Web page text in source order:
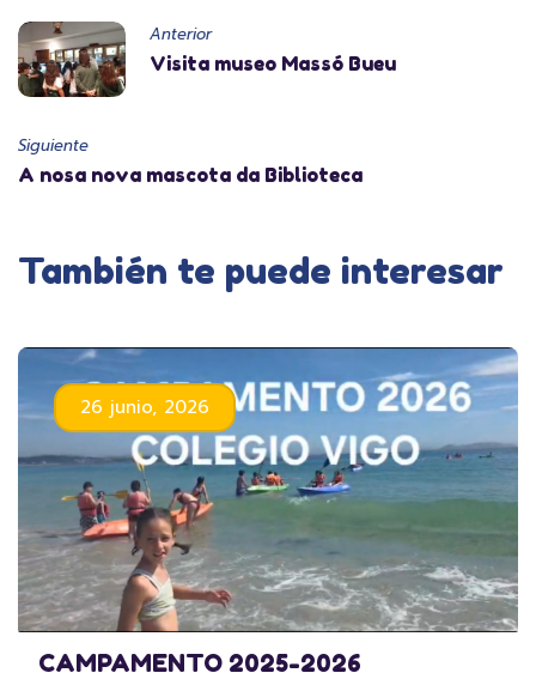
Anterior
Visita museo Massó Bueu
Siguiente
A nosa nova mascota da Biblioteca
También te puede interesar
26 junio, 2026
CAMPAMENTO 2025-2026